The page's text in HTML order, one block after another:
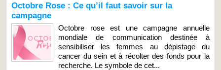
Octobre Rose : Ce qu’il faut savoir sur la
campagne
Octobre rose est une campagne annuelle
mondiale de communication destinée à
sensibiliser les femmes au dépistage du
cancer du sein et à récolter des fonds pour la
recherche. Le symbole de cet...